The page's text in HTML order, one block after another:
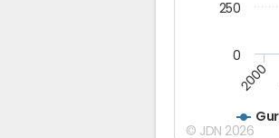
2000
0
250
© JDN 2026